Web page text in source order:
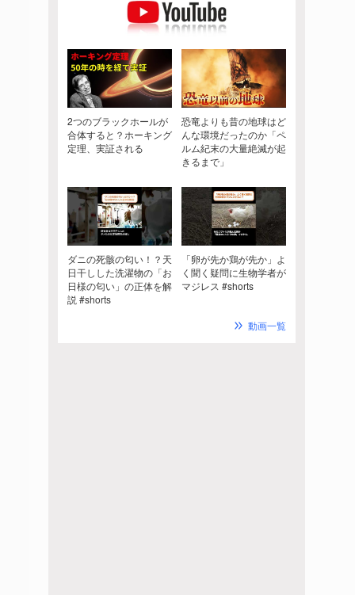
2つのブラックホールが
合体すると？ホーキング
定理、実証される
恐竜よりも昔の地球はど
んな環境だったのか「ペ
ルム紀末の大量絶滅が起
きるまで」
ダニの死骸の匂い！？天
日干しした洗濯物の「お
日様の匂い」の正体を解
説 #shorts
「卵が先か鶏が先か」よ
く聞く疑問に生物学者が
マジレス #shorts
動画一覧